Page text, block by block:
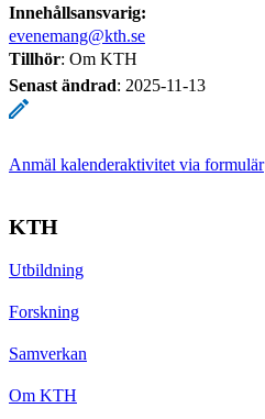
Innehållsansvarig:
evenemang@kth.se
Tillhör: Om KTH
Senast ändrad: 2025-11-13
Anmäl kalenderaktivitet via formulär
KTH
Utbildning
Forskning
Samverkan
Om KTH